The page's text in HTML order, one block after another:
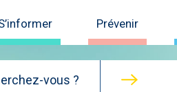
Prévenir
vous ?